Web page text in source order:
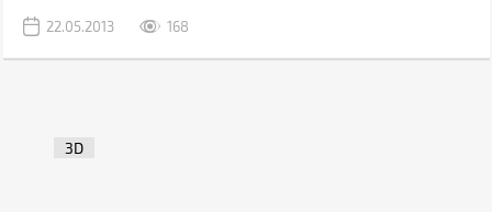
22.05.2013 168
3D